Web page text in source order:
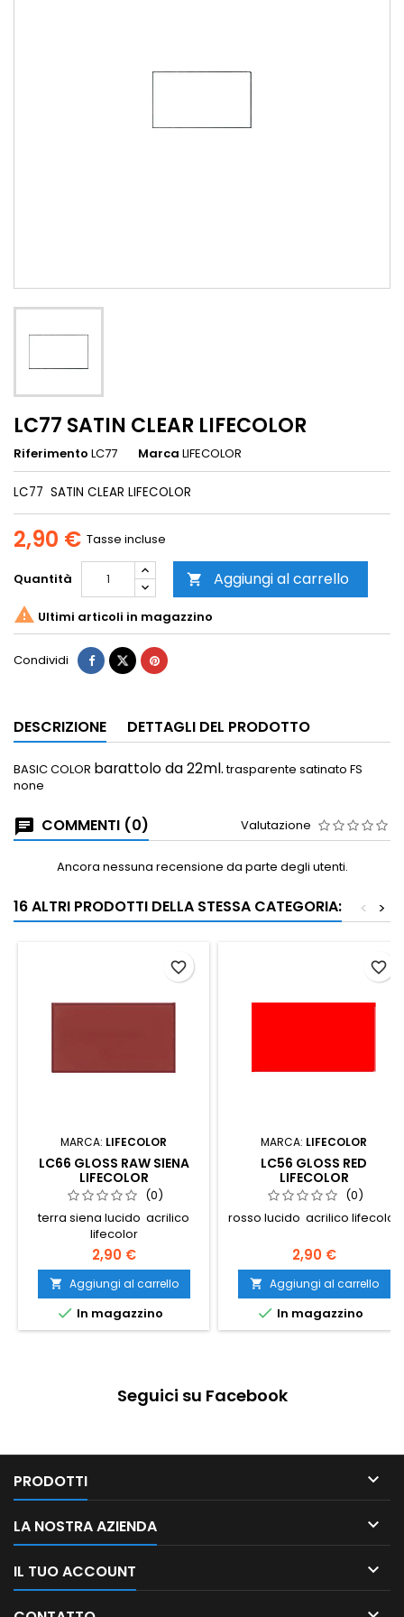
LC77 SATIN CLEAR LIFECOLOR
Riferimento LC77 Marca LIFECOLOR
LC77 SATIN CLEAR LIFECOLOR
2,90 € Tasse incluse
Quantità  Aggiungi al carrello
 Ultimi articoli in magazzino
Condividi
DESCRIZIONE DETTAGLI DEL PRODOTTO
BASIC COLOR barattolo da 22ml.trasparente satinato FS
none
COMMENTI (0) Valutazione
Ancora nessuna recensione da parte degli utenti.
16 ALTRI PRODOTTI DELLA STESSA CATEGORIA: >
<
MARCA: LIFECOLOR
LC66 GLOSS RAW SIENA
LIFECOLOR
(0)
terra siena lucido acrilico
lifecolor
2,90 €
 Aggiungi al carrello
 In magazzino
favorite_border
MARCA: LIFECOLOR
LC56 GLOSS RED
LIFECOLOR
(0)
rosso lucido acrilico lifecolor
2,90 €
 Aggiungi al carrello
 In magazzino
favorite_border
Seguici su Facebook
PRODOTTI 
LA NOSTRA AZIENDA 
IL TUO ACCOUNT 